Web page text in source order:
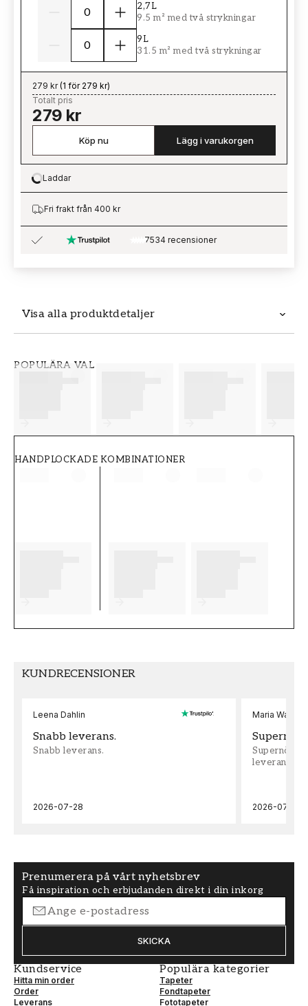
Visa alla produktdetaljer
POPULÄRA VAL
HANDPLOCKADE KOMBINATIONER
2,7L
9.5 m² med två strykningar
9L
31.5 m² med två strykningar
279 kr(1 för 279 kr)
Totalt pris
279 kr
Köp nu Lägg i varukorgen
Loading…
Laddar
Fri frakt från 400 kr
7534 recensioner
KUNDRECENSIONER
Leena Dahlin
Snabb leverans.
Snabb leverans.
2026-07-28
Maria
leveran,
2026-07-22
Prenumerera på vårt nyhetsbrev
Få inspiration och erbjudanden direkt i din inkorg
SKICKA
Kundservice
Hitta min order
Order
Leverans
Populära kategorier
Tapeter
Fondtapeter
Fototapeter